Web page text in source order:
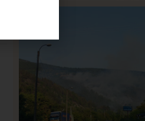
predsednika SDPS